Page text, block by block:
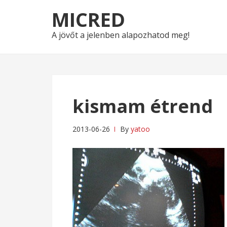
to
navigation
to
content
MICRED
A jövőt a jelenben alapozhatod meg!
kismam étrend
2013-06-26 By yatoo